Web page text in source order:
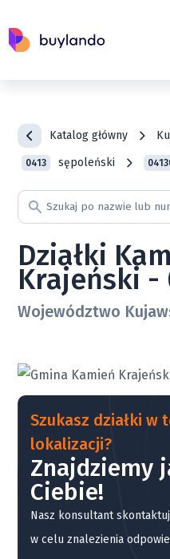
Katalog główny
0413 sępoleński
Działki
Krajeński -
Województwo
Szukasz działki w
lokalizacji?
Znajdziemy
Ciebie!
Nasz konsultant
w celu znalezienia